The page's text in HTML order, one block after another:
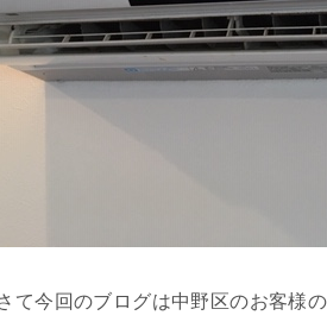
て今回のブログは中野区のお客様